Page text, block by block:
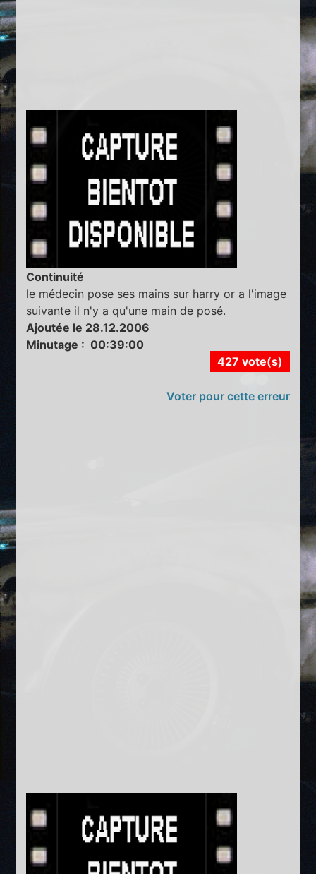
Continuité
le médecin pose ses mains sur harry or a l'image
suivante il n'y a qu'une main de posé.
Ajoutée le 28.12.2006
Minutage : 00:39:00
427 vote(s)
Voter pour cette erreur